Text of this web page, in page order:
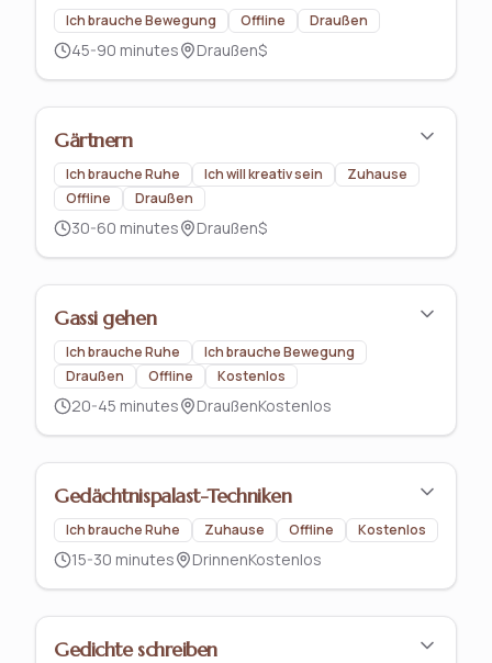
Ich brauche Bewegung Offline Draußen
45-90 minutes Draußen$
Gärtnern
Ich brauche Ruhe Ich will kreativ sein
Zuhause
Offline
Draußen
30-60 minutes Draußen$
Gassi gehen
Ich brauche Ruhe
Ich brauche Bewegung
Draußen
Offline Kostenlos
20-45 minutes DraußenKostenlos
Gedächtnispalast-Techniken
Ich brauche Ruhe Zuhause Offline Kostenlos
15-30 minutes DrinnenKostenlos
Gedichte schreiben